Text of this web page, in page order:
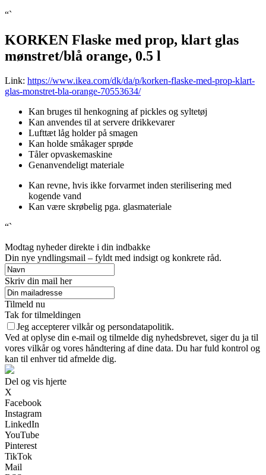
“`
KORKEN Flaske med prop, klart glas
mønstret/blå orange, 0.5 l
Link: https://www.ikea.com/dk/da/p/korken-flaske-med-prop-klart-
glas-monstret-bla-orange-70553634/
Kan bruges til henkogning af pickles og syltetøj
Kan anvendes til at servere drikkevarer
Lufttæt låg holder på smagen
Kan holde småkager sprøde
Tåler opvaskemaskine
Genanvendeligt materiale
Kan revne, hvis ikke forvarmet inden sterilisering med
kogende vand
Kan være skrøbelig pga. glasmateriale
“`
Modtag nyheder direkte i din indbakke
Din nye yndlingsmail – fyldt med indsigt og konkrete råd.
Skriv din mail her
Tilmeld nu
Tak for tilmeldingen
Jeg accepterer vilkår og persondatapolitik.
Ved at oplyse din e-mail og tilmelde dig nyhedsbrevet, siger du ja til
vores vilkår og vores håndtering af dine data. Du har fuld kontrol og
kan til enhver tid afmelde dig.
Del og vis hjerte
X
Facebook
Instagram
LinkedIn
YouTube
Pinterest
TikTok
Mail